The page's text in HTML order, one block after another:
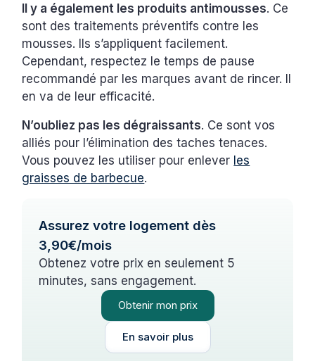
Il y a également les produits antimousses. Ce
sont des traitements préventifs contre les
mousses. Ils s’appliquent facilement.
Cependant, respectez le temps de pause
recommandé par les marques avant de rincer. Il
en va de leur efficacité.
N’oubliez pas les dégraissants. Ce sont vos
alliés pour l’élimination des taches tenaces.
Vous pouvez les utiliser pour enlever les
graisses de barbecue.
Assurez votre logement dès
3,90€/mois
Obtenez votre prix en seulement 5
minutes, sans engagement.
Obtenir mon prix
En savoir plus